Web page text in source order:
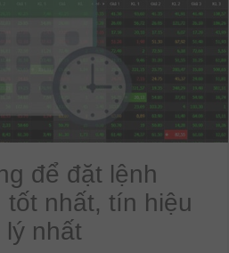
để đặt lệnh
tốt nhất, tín hiệu
lý nhất